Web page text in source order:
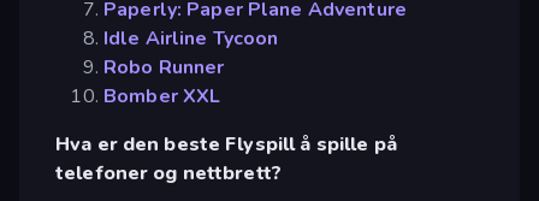
Paperly: Paper Plane Adventure
Idle Airline Tycoon
Robo Runner
Bomber XXL
Hva er den beste Flyspill å spille på
telefoner og nettbrett?